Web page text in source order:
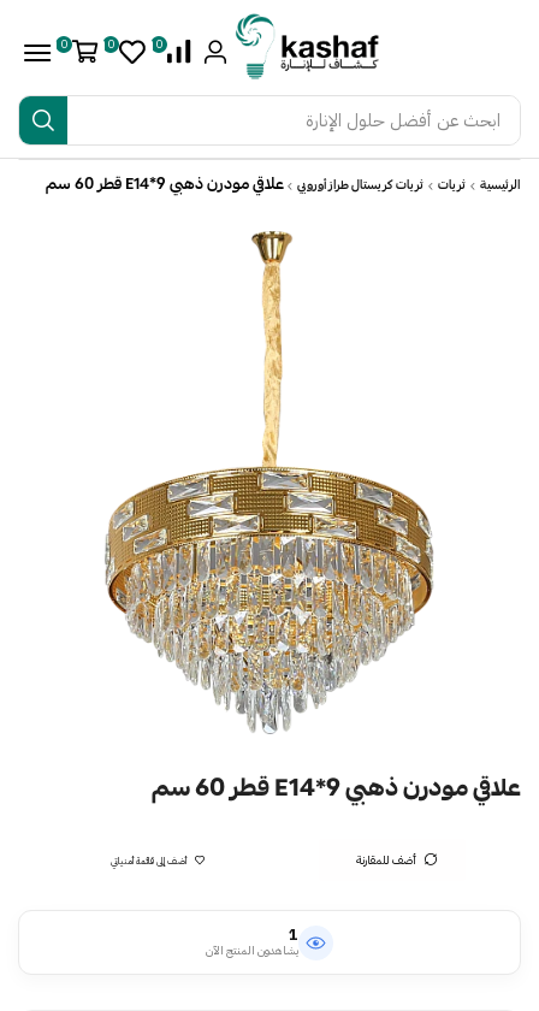
ابحث عن أفضل حلول الإنارة
0
0
0
الرئيسية ثريات ثريات كريستال طراز أوروبي علاقي مودرن ذهبي E14*9 قطر 60 سم
علاقي مودرن ذهبي E14*9 قطر 60 سم
أضف للمقارنة أضف إلى قائمة أمنياتي
1
يشاهدون المنتج الآن